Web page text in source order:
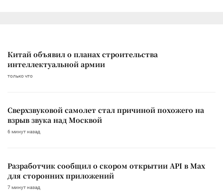
Китай объявил о планах строительства
интеллектуальной армии
только что
Сверхзвуковой самолет стал причиной похожего на
взрыв звука над Москвой
6 минут назад
Разработчик сообщил о скором открытии API в Max
для сторонних приложений
7 минут назад